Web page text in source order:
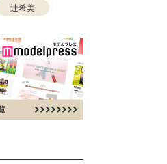
辻希美